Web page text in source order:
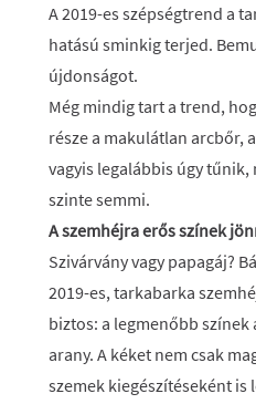
A 2019-es szépségtrend a
hatású sminkig terjed.
újdonságot.
Még mindig tart a trend,
része a makulátlan arcbőr,
vagyis legalábbis úgy
szinte semmi.
A szemhéjra erős színek
Szivárvány vagy papagáj?
2019-es, tarkabarka
biztos: a legmenőbb színek
arany. A kéket nem csak
szemek kiegészítéseként is